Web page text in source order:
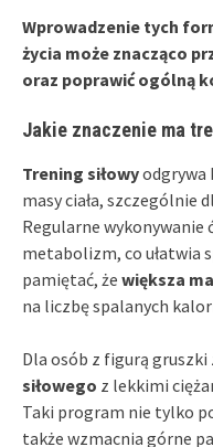
Wprowadzenie tych
życia może znacząco
oraz poprawić ogólną
Jakie znaczenie ma
Trening siłowyodgrywa
masy ciała, szczególnie
Regularne wykonywanie
metabolizm, co ułatwia
pamiętać, że większa
na liczbę spalanych
Dla osób z figurą
siłowego z lekkimi
Taki program nie tylko
także wzmacnia górne